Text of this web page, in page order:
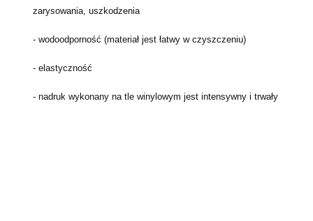
zarysowania, uszkodzenia
- wodoodporność (materiał jest łatwy w czyszczeniu)
- elastyczność
- nadruk wykonany na tle winylowym jest intensywny i trwały